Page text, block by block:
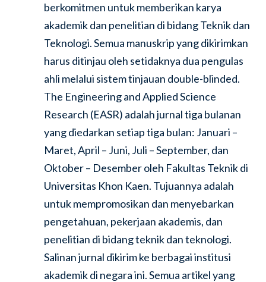
berkomitmen untuk memberikan karya
akademik dan penelitian di bidang Teknik dan
Teknologi. Semua manuskrip yang dikirimkan
harus ditinjau oleh setidaknya dua pengulas
ahli melalui sistem tinjauan double-blinded.
The Engineering and Applied Science
Research (EASR) adalah jurnal tiga bulanan
yang diedarkan setiap tiga bulan: Januari –
Maret, April – Juni, Juli – September, dan
Oktober – Desember oleh Fakultas Teknik di
Universitas Khon Kaen. Tujuannya adalah
untuk mempromosikan dan menyebarkan
pengetahuan, pekerjaan akademis, dan
penelitian di bidang teknik dan teknologi.
Salinan jurnal dikirim ke berbagai institusi
akademik di negara ini. Semua artikel yang